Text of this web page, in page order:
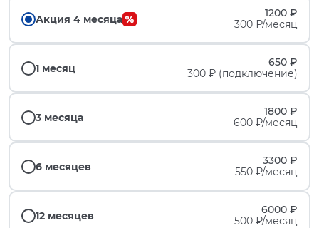
Акция 4 месяца
1200 ₽
300 ₽/месяц
1 месяц
650 ₽
300 ₽ (подключение)
3 месяца
1800 ₽
600 ₽/месяц
6 месяцев
3300 ₽
550 ₽/месяц
12 месяцев
6000 ₽
500 ₽/месяц